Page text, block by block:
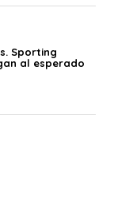
Sporting
al esperado